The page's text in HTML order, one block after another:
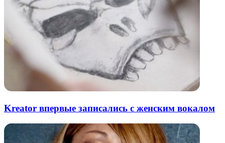
Kreator впервые записались с женским вокалом